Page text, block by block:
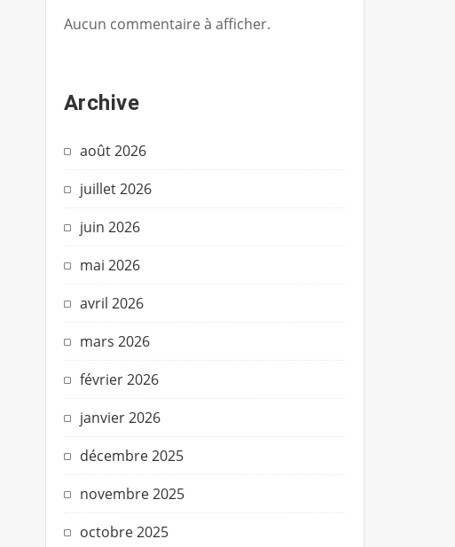
Aucun commentaire à afficher.
Archive
août 2026
juillet 2026
juin 2026
mai 2026
avril 2026
mars 2026
février 2026
janvier 2026
décembre 2025
novembre 2025
octobre 2025